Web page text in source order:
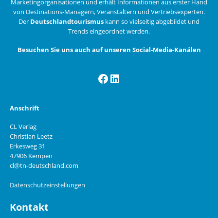
Marketingorganisationen und erhält Informationen aus erster Hand
von Destinations-Managern, Veranstaltern und Vertriebsexperten.
Der Deutschlandtourismus kann so vielseitig abgebildet und
Trends eingeordnet werden.
Besuchen Sie uns auch auf unseren Social-Media-Kanälen
Facebook
LinkedIn
Anschrift
CL Verlag
Christian Leetz
Erkesweg 31
47906 Kempen
cl@tn-deutschland.com
Datenschutzeinstellungen
Kontakt